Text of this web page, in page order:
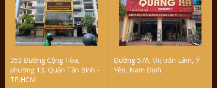
353 Đường Cộng Hòa,
phường 13, Quận Tân Bình -
TP.HCM
Đường 57A, thị trấn Lâm, Ý
Yên, Nam Định